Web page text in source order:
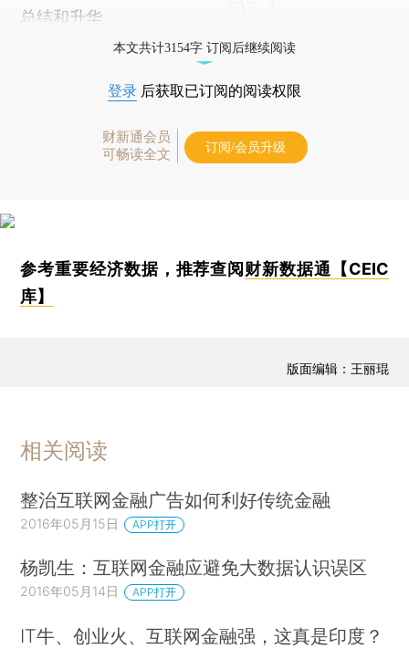
总结和升华。
本文共计3154字 订阅后继续阅读
登录 后获取已订阅的阅读权限
财新通会员
可畅读全文
订阅/会员升级
参考重要经济数据，推荐查阅 财新数据通【CEIC
库】
版面编辑：王丽琨
相关阅读
整治互联网金融广告如何利好传统金融
2016年05月15日 APP打开
杨凯生：互联网金融应避免大数据认识误区
2016年05月14日 APP打开
IT牛、创业火、互联网金融强，这真是印度？